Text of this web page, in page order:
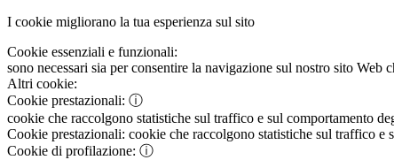
I cookie migliorano la tua esperienza sul sito
Cookie essenziali e funzionali:
sono necessari sia per consentire la navigazione sul nostro sito
Altri cookie:
Cookie prestazionali: ⓘ
cookie che raccolgono statistiche sul traffico e sul comportamento
Cookie prestazionali: cookie che raccolgono statistiche sul traffico
Cookie di profilazione: ⓘ